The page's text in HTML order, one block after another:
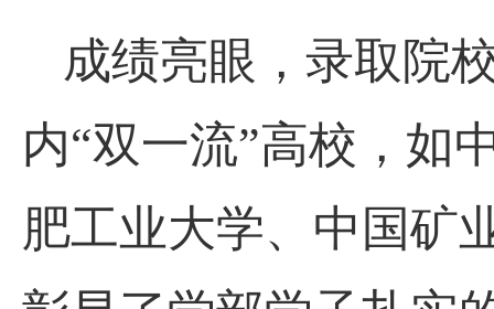
成绩亮眼，录取院
内“双一流”高校，如
肥工业大学、中国矿